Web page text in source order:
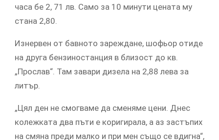
часа бе 2, 71 лв. Само за 10 минути цената му
стана 2,80.
Изнервен от бавното зареждане, шофьор отиде
на друга бензиностанция в близост до кв.
„Прослав“. Там завари дизела на 2,88 лева за
литър.
„Цял ден не смогваме да сменяме цени. Днес
колежката два пъти е коригирала, а аз застъпих
на смяна преди малко и при мен също се вдигна“,